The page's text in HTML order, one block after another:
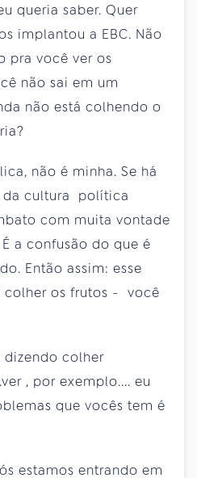
queria saber. Quer
implantou a EBC. Não
pra você ver os
não sai em um
não está colhendo o
não é minha. Se há
da cultura política
com muita vontade
a confusão do que é
Então assim: esse
os frutos - você
dizendo colher
, por exemplo.... eu
que vocês tem é
estamos entrando em